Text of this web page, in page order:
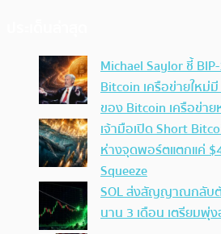
Michael Saylor ชี้
Bitcoin เครือข่ายใหม่
ของ Bitcoin เครือข่า
เจ้ามือเปิด Short
ห่างจุดพอร์ตแตกแค่
Squeeze
SOL ส่งสัญญาณกลับตั
นาน 3 เดือน เตรียมพุ่